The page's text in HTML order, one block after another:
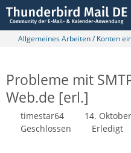
Allgemeines Arbeiten / Konten
Probleme mit
Web.de [erl.]
timestar64
14.
Geschlossen
Erledigt